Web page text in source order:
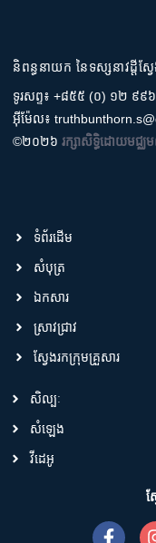
និពន្ធនាយក នៃទស្សនាវដ្តីស្វ
ទូរសព្ទ៖ +៨៥៥ (០) ១២ ៩៩
អ៊ីម៉ែល៖
©២០២៦ រក្សាសិទ្ធិដោយមជ្ឈ
ទំព័រដើម
សំបុត្រ
ឯកសារ
ស្រាវជ្រាវ
ស្វែងរកក្រុមគ្រួសារ
សិល្បៈ
សំឡេង
វីដេអូ
ស្